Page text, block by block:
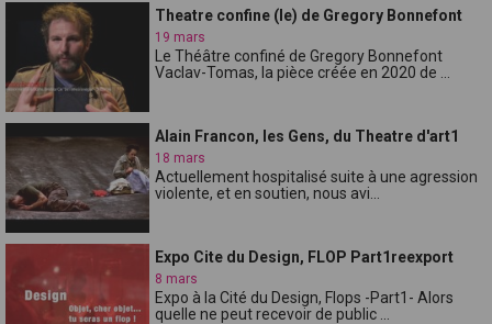
Theatre confine (le) de Gregory Bonnefont
19 mars
Le Théâtre confiné de Gregory Bonnefont
Vaclav-Tomas, la pièce créée en 2020 de ...
Alain Francon, les Gens, du Theatre d'art1
18 mars
Actuellement hospitalisé suite à une agression
violente, et en soutien, nous avi...
Expo Cite du Design, FLOP Part1reexport
8 mars
Expo à la Cité du Design, Flops -Part1- Alors
quelle ne peut recevoir de public ...